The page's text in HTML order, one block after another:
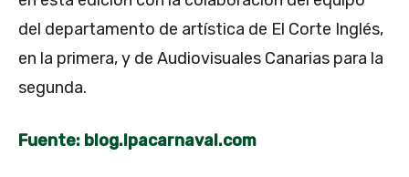
del departamento de artística de El Corte Inglés,
en la primera, y de Audiovisuales Canarias para la
segunda.
Fuente: blog.lpacarnaval.com